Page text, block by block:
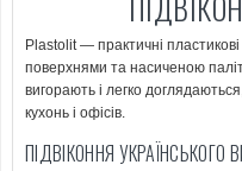
Plastolit — практичні
поверхнями та насиченою
вигорають і легко
кухонь і офісів.
ПІДВІКОННЯ УКРАЇНСЬКОГО